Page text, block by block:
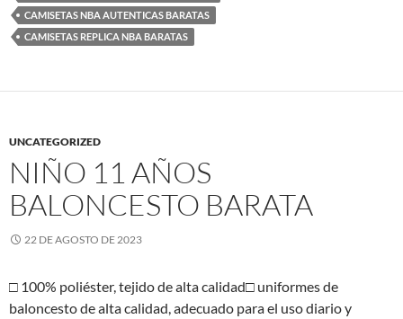
CAMISETAS NBA AUTENTICAS BARATAS
CAMISETAS REPLICA NBA BARATAS
UNCATEGORIZED
NIÑO 11 AÑOS
BALONCESTO BARATA
22 DE AGOSTO DE 2023
□ 100% poliéster, tejido de alta calidad□ uniformes de
baloncesto de alta calidad, adecuado para el uso diario y